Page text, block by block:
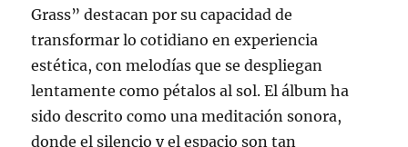
Grass” destacan por su capacidad de
transformar lo cotidiano en experiencia
estética, con melodías que se despliegan
lentamente como pétalos al sol. El álbum ha
sido descrito como una meditación sonora,
donde el silencio y el espacio son tan